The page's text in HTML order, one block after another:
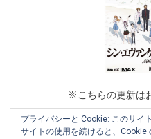
※こちらの更新は
プライバシーと Cookie: このサイ
サイトの使用を続けると、Cookie